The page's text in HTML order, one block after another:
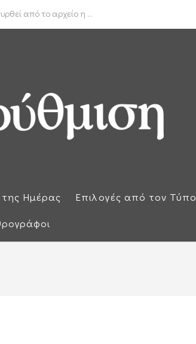
από το αρχείο η ...
νοικοκυριών
της Ημέρας Επιλογές από τον Τύπο